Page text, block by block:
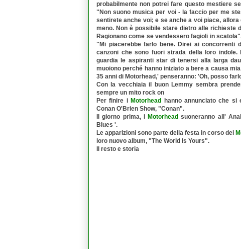
probabilmente non potrei fare questo mestiere
"Non suono musica per voi - la faccio per me
sentirete anche voi; e se anche a voi piace,
meno. Non è possibile stare dietro alle richieste
Ragionano come se vendessero fagioli in
"Mi piacerebbe farlo bene. Direi ai concorrenti
canzoni che sono fuori strada della loro
guardia le aspiranti star di tenersi alla larga
muoiono perché hanno iniziato a bere a causa
35 anni di Motorhead,' penseranno: 'Oh, posso
Con la vecchiaia il buon Lemmy sembra
sempre un mito rock on
Per finire i Motorhead
hanno annunciato che si
Conan O'Brien Show, "Conan".
Il giorno prima, i Motorhead suoneranno all'
Blues '.
Le apparizioni sono parte della festa in corso dei
loro nuovo album, "The World Is Yours".
Il resto e storia